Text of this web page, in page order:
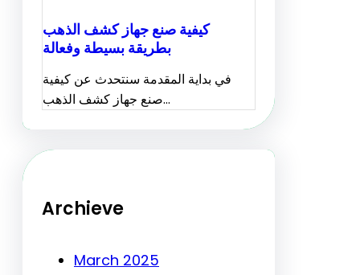
كيفية صنع جهاز كشف الذهب
بطريقة بسيطة وفعالة
في بداية المقدمة سنتحدث عن كيفية
صنع جهاز كشف الذهب…
Archieve
March 2025